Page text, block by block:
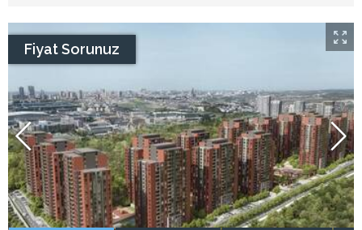
Fiyat Sorunuz